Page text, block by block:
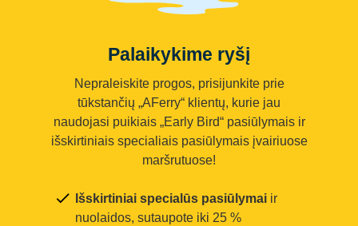
Palaikykime ryšį
Nepraleiskite progos, prisijunkite prie
tūkstančių „AFerry“ klientų, kurie jau
naudojasi puikiais „Early Bird“ pasiūlymais ir
išskirtiniais specialiais pasiūlymais įvairiuose
maršrutuose!
Išskirtiniai specialūs pasiūlymai ir
nuolaidos, sutaupote iki 25 %